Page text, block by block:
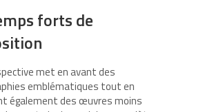
forts de
met en avant des
emblématiques tout en
également des œuvres moins